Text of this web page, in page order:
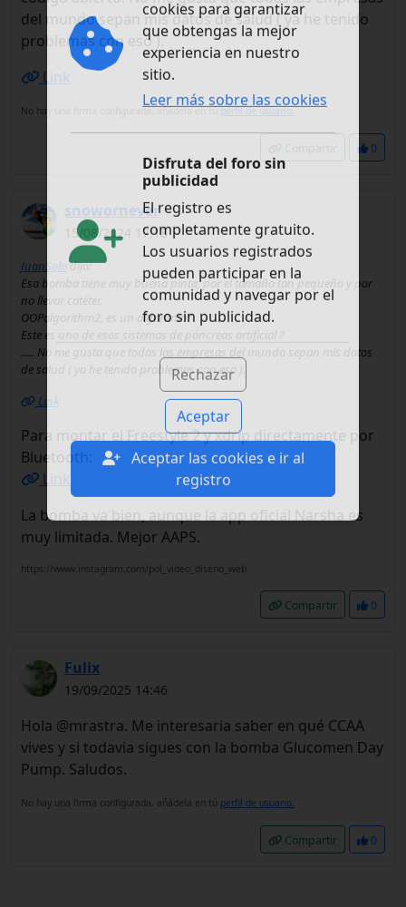
del mundo sepan mis datos de salud ( ya he tenido
problemas con eso ).
Link
No hay una firma configurada, añádela en túperfil de usuario.
Compartir 0
snowornever
15/08/2024 17:18
JuanSolodijo:
Esa bomba tiene muy buena pinta, por el tamaño tan pequeño y por
no llevar catéter.
OOPalgorithm2, es un algoritmo?
Este es uno de esos sistemas de páncreas artificial ?
..... No me gusta que todas las empresas del mundo sepan mis datos
de salud ( ya he tenido problemas con eso ).
Link
Para montar el Freestyle 2 y xdrip directamente por
Bluetooth:
Link
La bomba va bien, aunque la app oficial Narsha es
muy limitada. Mejor AAPS.
https://www.instagram.com/pol_video_diseno_web
Compartir 0
Fulix
19/09/2025 14:46
Hola @mrastra. Me interesaria saber en qué CCAA
vives y si todavia sigues con la bomba Glucomen Day
Pump. Saludos.
No hay una firma configurada, añádela en tú perfil de usuario.
Compartir 0
Este sitio web utiliza
cookies para garantizar
que obtengas la mejor
experiencia en nuestro
sitio.
Leer más sobre las cookies
Disfruta del foro sin
publicidad
El registro es
completamente gratuito.
Los usuarios registrados
pueden participar en la
comunidad y navegar por el
foro sin publicidad.
Rechazar
Aceptar
registro